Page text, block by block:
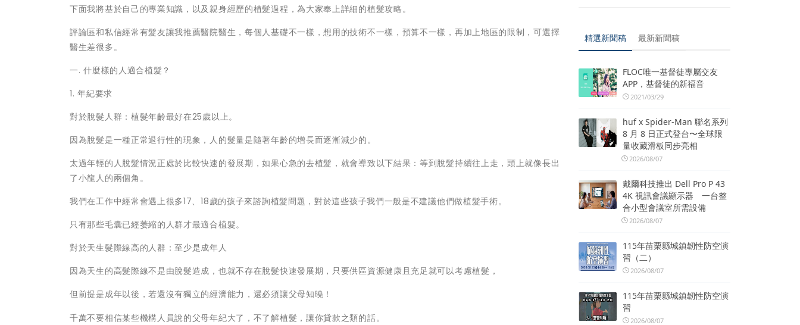
下面我將基於自己的專業知識，以及親身經歷的植髮過程，為大家奉上詳細的植髮攻略。
評論區和私信經常有髮友讓我推薦醫院醫生，每個人基礎不一樣，想用的技術不一樣，預算不一樣，再加上地區的限制，可選擇
醫生差很多。
一. 什麼樣的人適合植髮？
1. 年紀要求
對於脫髮人群：植髮年齡最好在25歲以上。
因為脫髮是一種正常退行性的現象，人的髮量是隨著年齡的增長而逐漸減少的。
太過年輕的人脫髮情況正處於比較快速的發展期，如果心急的去植髮，就會導致以下結果：等到脫髮持續往上走，頭上就像長出
了小龍人的兩個角。
我們在工作中經常會遇上很多17、18歲的孩子來諮詢植髮問題，對於這些孩子我們一般是不建議他們做植髮手術。
只有那些毛囊已經萎縮的人群才最適合植髮。
對於天生髮際線高的人群：至少是成年人
因為天生的高髮際線不是由脫髮造成，也就不存在脫髮快速發展期，只要供區資源健康且充足就可以考慮植髮，
但前提是成年以後，若還沒有獨立的經濟能力，還必須讓父母知曉！
千萬不要相信某些機構人員說的父母年紀大了，不了解植髮，讓你貸款之類的話。
精選新聞稿 最新新聞稿
FLOC唯一基督徒專屬交友
APP，基督徒的新福音
2021/03/29
huf x Spider-Man 聯名系列
8 月 8 日正式登台〜全球限
量收藏滑板同步亮相
2026/08/07
戴爾科技推出 Dell Pro P 43
4K 視訊會議顯示器 一台整
合小型會議室所需設備
2026/08/07
115年苗栗縣城鎮韌性防空演
習（二）
2026/08/07
115年苗栗縣城鎮韌性防空演
習
2026/08/07